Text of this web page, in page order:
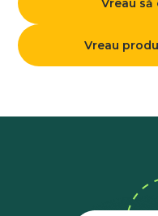
Vreau să
Vreau